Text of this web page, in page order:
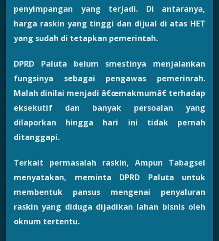
penyimpangan yang terjadi. Di antaranya,
harga raskin yang tinggi dan dijual di atas HET
yang sudah di tetapkan pemerintah.
DPRD Paluta belum smestinya menjalankan
fungsinya sebagai pengawas pemerinrah.
Malah dinilai menjadi â€œmakmumâ€ terhadap
eksekutif dan banyak persoalan yang
dilaporkan hingga hari ini tidak pernah
ditanggapi.
Terkait permasalah raskin, Ampun Tabagsel
menyatakan, meminta DPRD Paluta untuk
membentuk pansus mengenai penyaluran
raskin yang diduga dijadikan lahan bisnis oleh
oknum tertentu.